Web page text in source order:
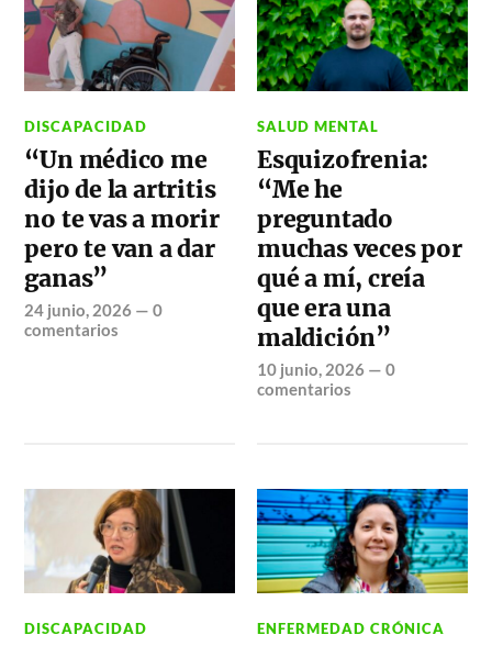
DISCAPACIDAD
“Un médico me
dijo de la artritis
no te vas a morir
pero te van a dar
ganas”
24 junio, 2026 —0
comentarios
SALUD MENTAL
Esquizofrenia:
“Me he
preguntado
muchas veces por
qué a mí, creía
que era una
maldición”
10 junio, 2026 —0
comentarios
DISCAPACIDAD ENFERMEDAD CRÓNICA